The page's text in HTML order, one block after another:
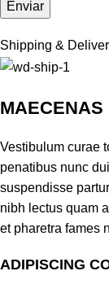
Shipping &
MAECENAS
Vestibulum curae
penatibus nunc
suspendisse
nibh lectus quam
et pharetra fames
ADIPISCING